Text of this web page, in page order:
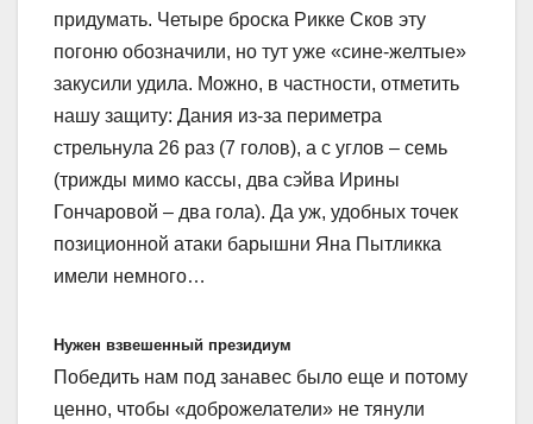
придумать. Четыре броска Рикке Сков эту
погоню обозначили, но тут уже «сине-желтые»
закусили удила. Можно, в частности, отметить
нашу защиту: Дания из-за периметра
стрельнула 26 раз (7 голов), а с углов – семь
(трижды мимо кассы, два сэйва Ирины
Гончаровой – два гола). Да уж, удобных точек
позиционной атаки барышни Яна Пытликка
имели немного…
Нужен взвешенный президиум
Победить нам под занавес было еще и потому
ценно, чтобы «доброжелатели» не тянули